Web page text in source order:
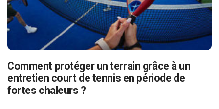
Comment protéger un terrain grâce à un
entretien court de tennis en période de
fortes chaleurs ?